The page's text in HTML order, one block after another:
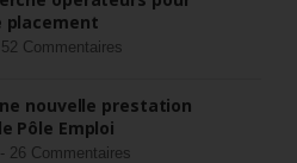
placement
52 Commentaires
nouvelle prestation
Pôle Emploi
26 Commentaires